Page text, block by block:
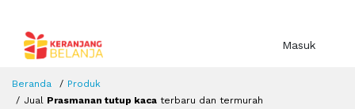
Masuk
Beranda
Produk
Jual Prasmanan tutup kaca terbaru dan termurah